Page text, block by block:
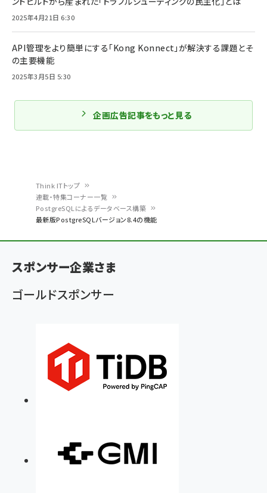
く
ず
Think ITトップ
連載・特集コーナー一覧
PostgreSQLによるデータベース構築
最新版PostgreSQLバージョン8.4の機能
2025年4月21日 6:30
API管理をより簡単にする「Kong Konnect」が解決する課題とそ
の主要機能
2025年3月5日 5:30
企画広告記事をもっと見る
スポンサー企業さま
ゴールドスポンサー